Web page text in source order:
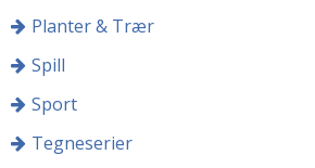
Planter & Trær
Spill
Sport
Tegneserier